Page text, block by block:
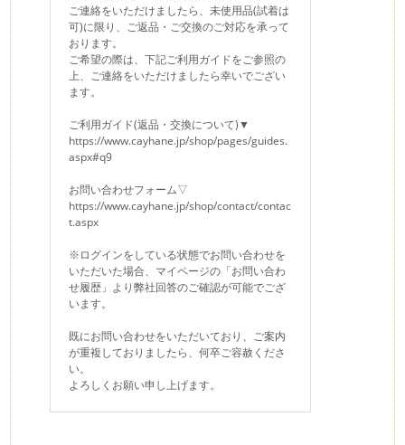
ご連絡をいただけましたら、未使用品(試着は
可)に限り、ご返品・ご交換のご対応を承って
おります。
ご希望の際は、下記ご利用ガイドをご参照の
上、ご連絡をいただけましたら幸いでござい
ます。
ご利用ガイド(返品・交換について)▼
https://www.cayhane.jp/shop/pages/guides.
aspx#q9
お問い合わせフォーム▽
https://www.cayhane.jp/shop/contact/contac
t.aspx
※ログインをしている状態でお問い合わせを
いただいた場合、マイページの「お問い合わ
せ履歴」より弊社回答のご確認が可能でござ
います。
既にお問い合わせをいただいており、ご案内
が重複しておりましたら、何卒ご容赦くださ
い。
よろしくお願い申し上げます。